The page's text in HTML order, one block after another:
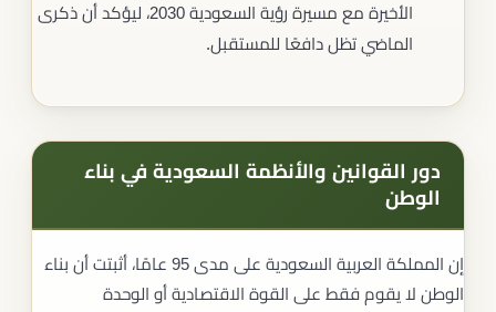
الأخيرة مع مسيرة رؤية السعودية 2030، ليؤكد أن ذكرى
الماضي تظل دافعًا للمستقبل.
دور القوانين والأنظمة السعودية في بناء
الوطن
إن المملكة العربية السعودية على مدى 95 عامًا، أثبتت أن بناء
الوطن لا يقوم فقط على القوة الاقتصادية أو الوحدة